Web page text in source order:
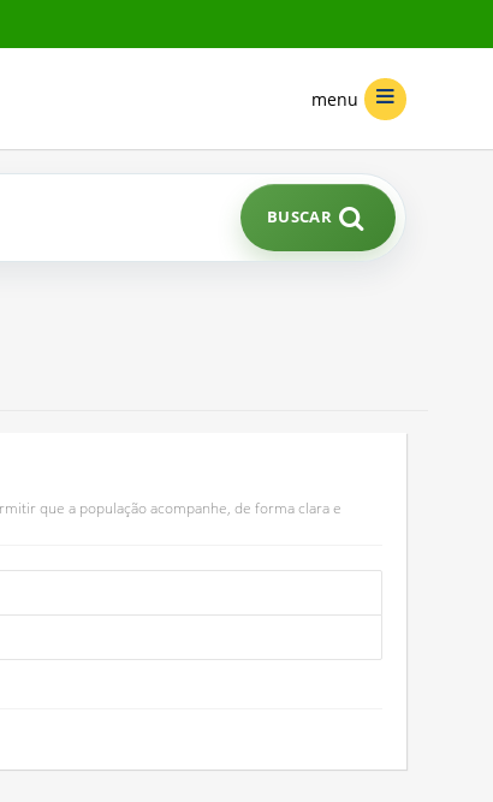
menu
BUSCAR
que a população acompanhe, de forma clara e